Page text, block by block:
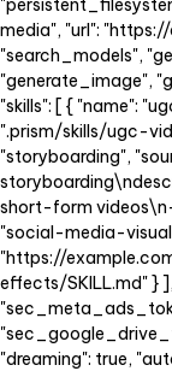
media", "url": "https://
"search_models",
"generate_image",
"skills": [ { "name":
".prism/skills/ugc-
"storyboarding",
short-form
"social-media-
"https://
effects/SKILL.md"}
"dreaming": true,